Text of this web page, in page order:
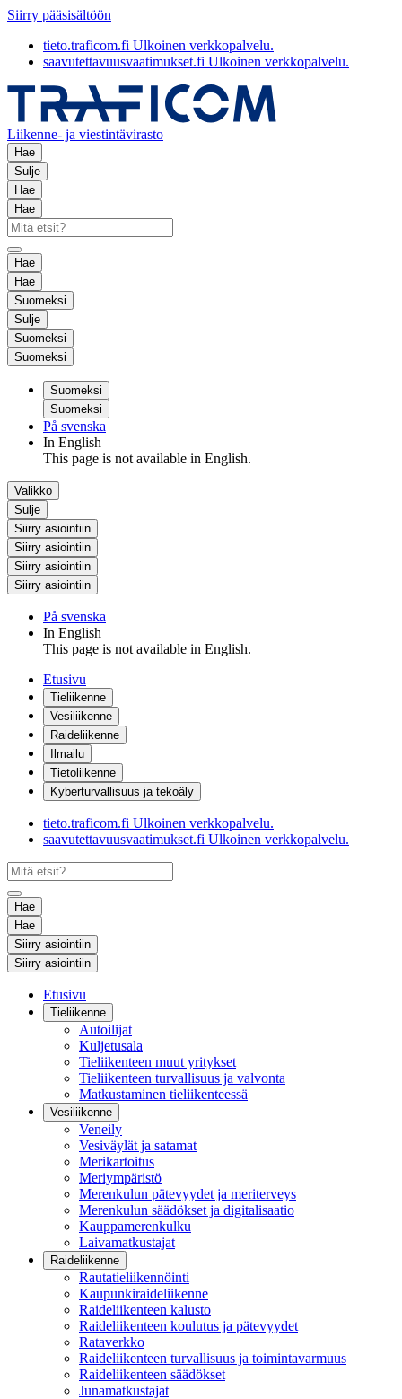
Siirry pääsisältöön
tieto.traficom.fi Ulkoinen verkkopalvelu.
saavutettavuusvaatimukset.fi Ulkoinen verkkopalvelu.
Liikenne- ja viestintävirasto
Hae
Sulje
Hae
Hae
Hae
Hae
Suomeksi
Sulje
Suomeksi
Suomeksi
Suomeksi
Suomeksi
På svenska
In English
This page is not available in English.
Valikko
Sulje
Siirry asiointiin
Siirry asiointiin
Siirry asiointiin
Siirry asiointiin
På svenska
In English
This page is not available in English.
Etusivu
Tieliikenne
Vesiliikenne
Raideliikenne
Ilmailu
Tietoliikenne
Kyberturvallisuus ja tekoäly
tieto.traficom.fi Ulkoinen verkkopalvelu.
saavutettavuusvaatimukset.fi Ulkoinen verkkopalvelu.
Hae
Hae
Siirry asiointiin
Siirry asiointiin
Etusivu
Tieliikenne
Autoilijat
Kuljetusala
Tieliikenteen muut yritykset
Tieliikenteen turvallisuus ja valvonta
Matkustaminen tieliikenteessä
Vesiliikenne
Veneily
Vesiväylät ja satamat
Merikartoitus
Meriympäristö
Merenkulun pätevyydet ja meriterveys
Merenkulun säädökset ja digitalisaatio
Kauppamerenkulku
Laivamatkustajat
Raideliikenne
Rautatieliikennöinti
Kaupunkiraideliikenne
Raideliikenteen kalusto
Raideliikenteen koulutus ja pätevyydet
Rataverkko
Raideliikenteen turvallisuus ja toimintavarmuus
Raideliikenteen säädökset
Junamatkustajat